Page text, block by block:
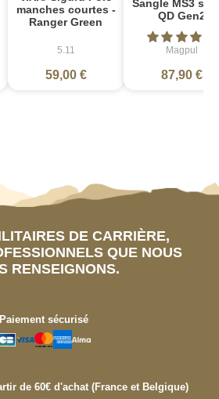
manches courtes -
Ranger Green
5.11
59,00 €
Sangle MS3
QD Gen2
Magpul
87,90 €
DE CARRIÈRE,
QUE NOUS
RENSEIGNONS.
Paiement sécurisé
de 60€ d'achat (France et Belgique)